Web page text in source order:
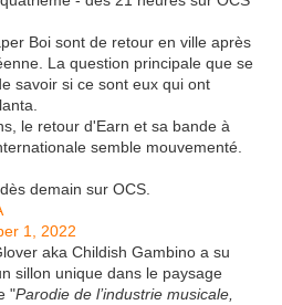
Boi sont de retour en ville après
La question principale que se
savoir si ce sont eux qui ont
le retour d'Earn et sa bande à
semble mouvementé.
demain sur OCS.
1, 2022
aka Childish Gambino a su
sillon unique dans le paysage
"Parodie de l’industrie musicale,